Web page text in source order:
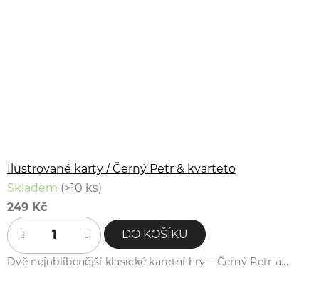
Ilustrované karty / Černý Petr & kvarteto
Skladem (>10 ks)
249 Kč
DO KOŠÍKU
Dvě nejoblíbenější klasické karetní hry – Černý Petr a...